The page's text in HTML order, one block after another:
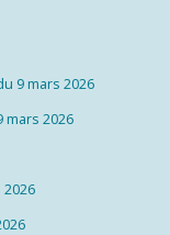
9 mars 2026
2026